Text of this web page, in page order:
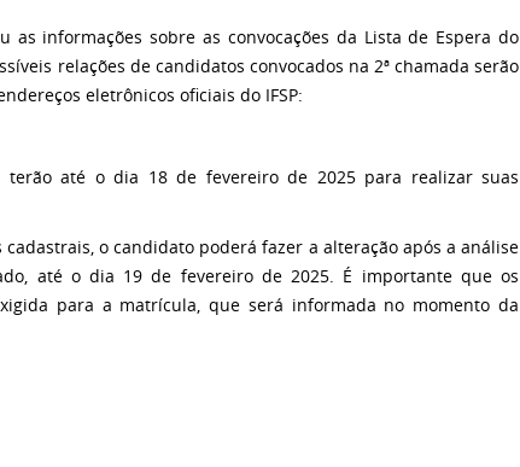
as informações sobre as convocações da Lista de Espera do
relações de candidatos convocados na 2ª chamada serão
eletrônicos oficiais do IFSP:
terão até o dia 18 de fevereiro de 2025 para realizar suas
o candidato poderá fazer a alteração após a análise
até o dia 19 de fevereiro de 2025. É importante que os
para a matrícula, que será informada no momento da